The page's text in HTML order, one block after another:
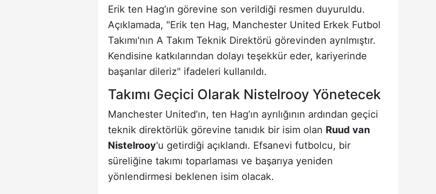
Erik ten Hag’ın görevine son verildiği resmen duyuruldu.
Açıklamada, "Erik ten Hag, Manchester United Erkek Futbol
Takımı'nın A Takım Teknik Direktörü görevinden ayrılmıştır.
Kendisine katkılarından dolayı teşekkür eder, kariyerinde
başarılar dileriz" ifadeleri kullanıldı.
Takımı Geçici Olarak Nistelrooy Yönetecek
Manchester United’ın, ten Hag’ın ayrılığının ardından geçici
teknik direktörlük görevine tanıdık bir isim olan Ruud van
Nistelrooy'u getirdiği açıklandı. Efsanevi futbolcu, bir
süreliğine takımı toparlaması ve başarıya yeniden
yönlendirmesi beklenen isim olacak.